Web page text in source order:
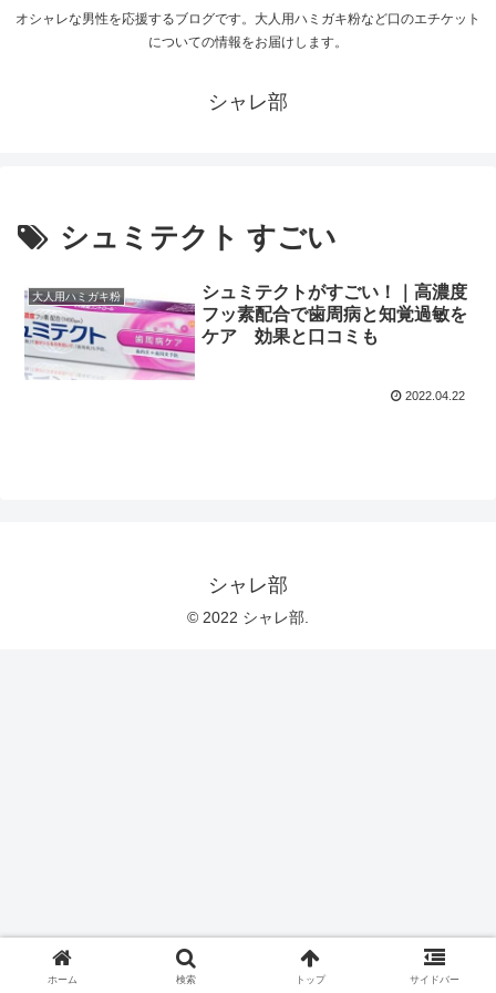
オシャレな男性を応援するブログです。大人用ハミガキ粉など口のエチケット
についての情報をお届けします。
シャレ部
シュミテクト すごい
大人用ハミガキ粉
シュミテクトがすごい！｜高濃度
フッ素配合で歯周病と知覚過敏を
ケア 効果と口コミも
2022.04.22
シャレ部
© 2022 シャレ部.
ホーム 検索 トップ サイドバー